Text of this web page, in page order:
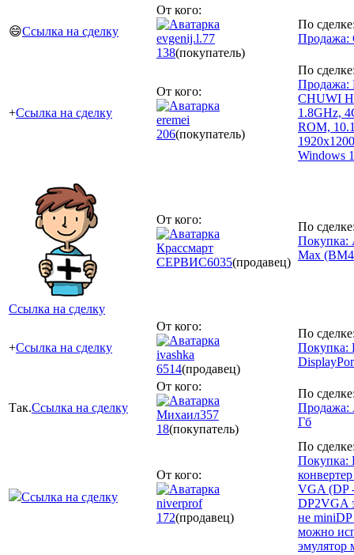
😄Ссылка на сделку
От кого:
evgenij.l.77
138(покупатель)
По
Продажа:
+Ссылка на сделку
От кого:
eremei
206(покупатель)
По
Продажа:
CHUWI
1.8GHz,
ROM,
Windows
Ссылка на сделку
От кого:
Крассмарт
СЕРВИС6035(продавец)
По
Покупка:
Max
+Ссылка на сделку
От кого:
ivashka
6514(продавец)
По
Покупка:
Так.Ссылка на сделку
От кого:
Михаил357
18(покупатель)
По
Продажа:
Гб
Ссылка на сделку
От кого:
niverprof
172(продавец)
По
Покупка:
VGA (DP
DP2VGA
не miniDP
можно
эмулятор